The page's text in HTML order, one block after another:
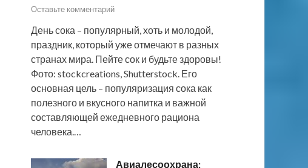
Оставьте комментарий
День сока – популярный, хоть и молодой,
праздник, который уже отмечают в разных
странах мира. Пейте сок и будьте здоровы!
Фото: stockcreations, Shutterstock. Его
основная цель – популяризация сока как
полезного и вкусного напитка и важной
составляющей ежедневного рациона
человека.…
Авиалесоохрана: